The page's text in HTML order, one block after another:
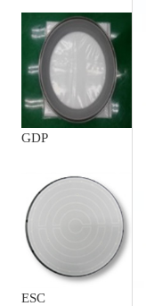
GDP
ESC